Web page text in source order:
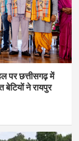
पर छत्तीसगढ़ में
बेटियों ने रायपुर